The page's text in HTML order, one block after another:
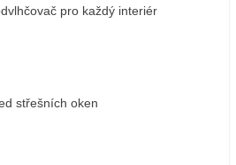
pro každý interiér
střešních oken